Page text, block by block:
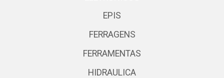
EPIS
FERRAGENS
FERRAMENTAS
HIDRAULICA